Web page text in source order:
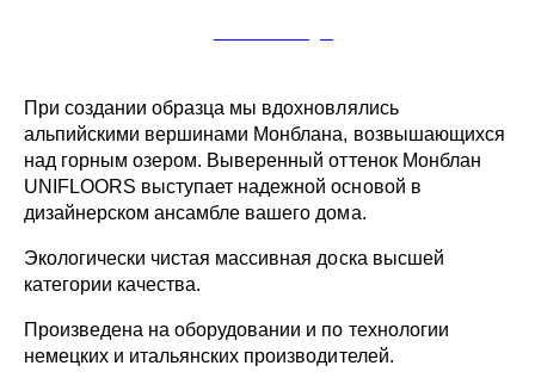
При создании образца мы вдохновлялись
альпийскими вершинами Монблана, возвышающихся
над горным озером. Выверенный оттенок Монблан
UNIFLOORS выступает надежной основой в
дизайнерском ансамбле вашего дома.
Экологически чистая массивная доска высшей
категории качества.
Произведена на оборудовании и по технологии
немецких и итальянских производителей.